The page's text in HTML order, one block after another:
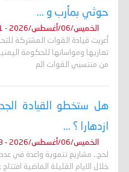
حوثي بمأرب و ...
الخميس/06/أغسطس/2026 - 11:51 م
أعربت قيادة القوات المشتركة
تعازيها ومواساتها للحكومة
من منتسبي القوات الم
هل ستخطو القيادة
ازدهارا ؟ ...
الخميس/06/أغسطس/2026 - 11:33 م
لحج.. مشاريع تنموية واعدة في
خلال الايام القليلة الماضية